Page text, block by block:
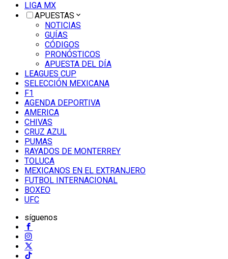
LIGA MX
APUESTAS
NOTICIAS
GUÍAS
CÓDIGOS
PRONÓSTICOS
APUESTA DEL DÍA
LEAGUES CUP
SELECCIÓN MEXICANA
F1
AGENDA DEPORTIVA
AMERICA
CHIVAS
CRUZ AZUL
PUMAS
RAYADOS DE MONTERREY
TOLUCA
MEXICANOS EN EL EXTRANJERO
FUTBOL INTERNACIONAL
BOXEO
UFC
síguenos